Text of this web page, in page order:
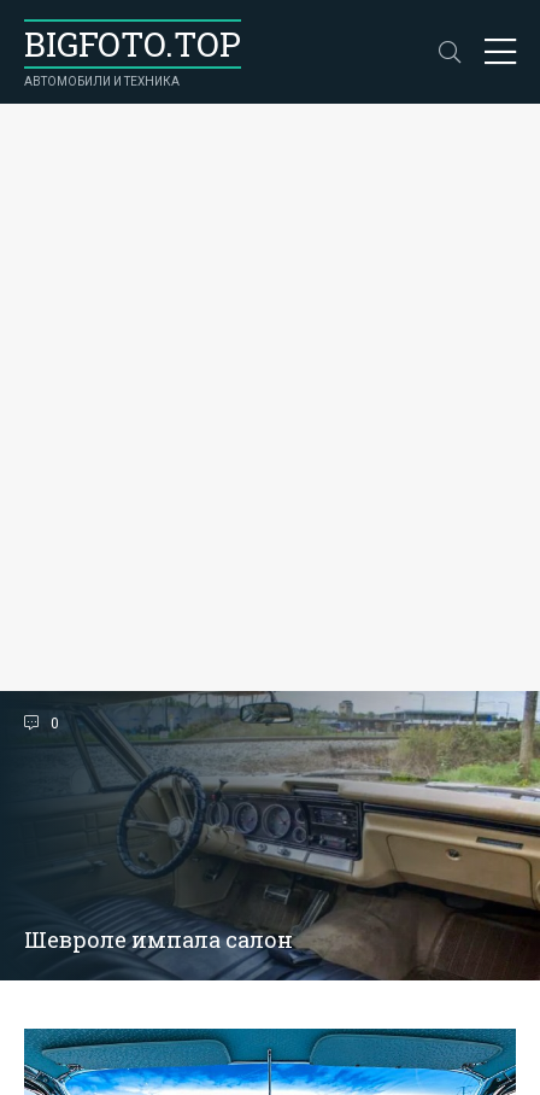
BIGFOTO.TOP
АВТОМОБИЛИ И ТЕХНИКА
0
Шевроле импала салон